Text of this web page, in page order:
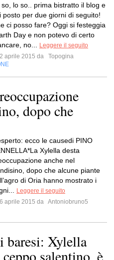
so, lo so.. prima bistratto il blog e
posto per due giorni di seguito!
ci posso fare? Oggi si festeggia
Day e non potevo di certo
no...
Leggere il seguito
aprile 2015 da
Topogina
dopo che
ecco le causedi PINO
Xylella desta
anche nel
dopo che alcune piante
di Oria hanno mostrato i
Leggere il seguito
aprile 2015 da Antoniobruno5
baresi: Xylella
salentino, è